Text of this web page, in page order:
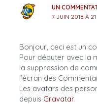
UN
7 JUIN 2018 À
Bonjour, ceci est un
Pour débuter avec la
la suppression de
l’écran des
Les avatars des
depuis Gravatar.